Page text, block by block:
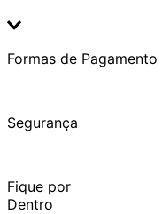
Formas de Pagamento
Segurança
Fique por
Dentro